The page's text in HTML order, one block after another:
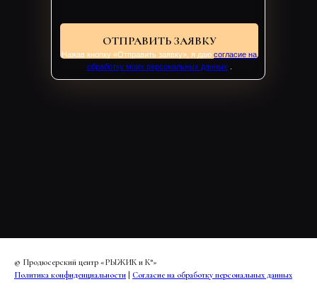
ОТПРАВИТЬ ЗАЯВКУ
Нажав кнопку «Отправить заявку», я даю согласие на
обработку моих персональных данных
© Продюсерский центр «РЫЖИК и К°»
Политика конфиденциальности | Согласие на обработку персональных данных